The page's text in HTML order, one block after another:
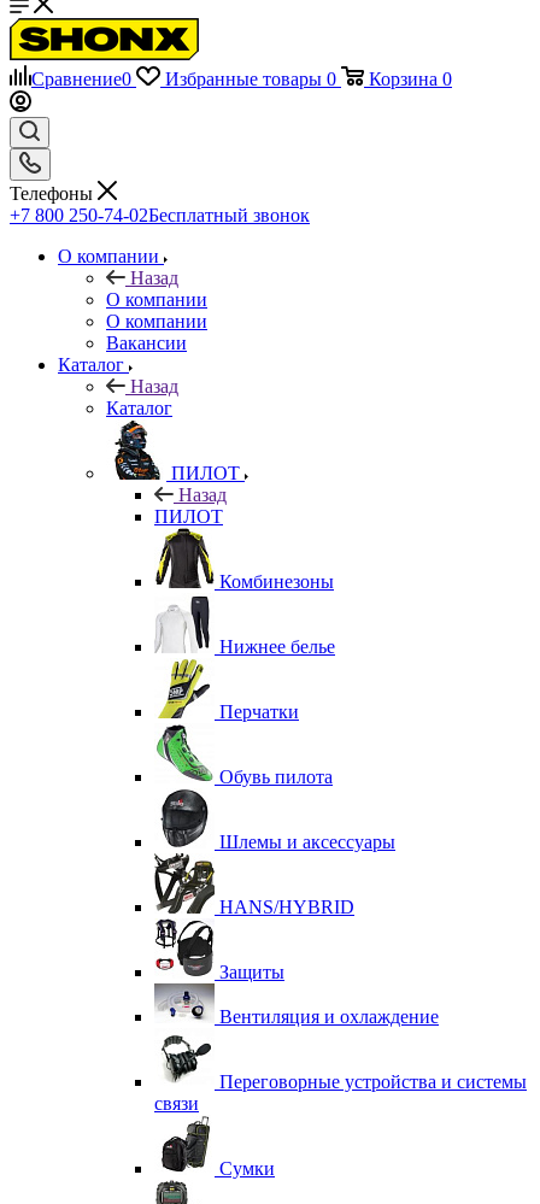
Сравнение0 Избранные товары 0 Корзина 0
Телефоны
+7 800 250-74-02Бесплатный звонок
О компании
Назад
О компании
О компании
Вакансии
Каталог
Назад
Каталог
ПИЛОТ
Назад
ПИЛОТ
Комбинезоны
Нижнее белье
Перчатки
Обувь пилота
Шлемы и аксессуары
HANS/HYBRID
Защиты
Вентиляция и охлаждение
Переговорные устройства и системы
связи
Сумки